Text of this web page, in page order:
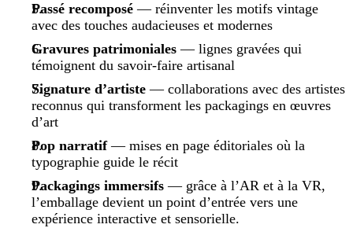
Passé recomposé— réinventer les motifs vintage
avec des touches audacieuses et modernes
Gravures patrimoniales— lignes gravées qui
témoignent du savoir-faire artisanal
Signature d’artiste— collaborations avec des artistes
reconnus qui transforment les packagings en œuvres
d’art
Pop narratif— mises en page éditoriales où la
typographie guide le récit
Packagings immersifs— grâce à l’AR et à la VR,
l’emballage devient un point d’entrée vers une
expérience interactive et sensorielle.